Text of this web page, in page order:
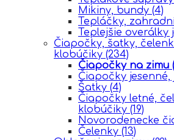
Mikiny, bundy (4)
Tepláčky,
Teplejšie overálky
Čiapočky, šatky,
klobúčiky (234)
Čiapočky na zimu
Čiapočky jesenné,
Šatky (4)
Čiapočky letné,
klobúčiky (19)
Novorodenecke
Čelenky (13)